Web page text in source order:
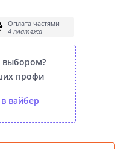
Оплата частями
4 платежа
выбором?
профи
вайбер